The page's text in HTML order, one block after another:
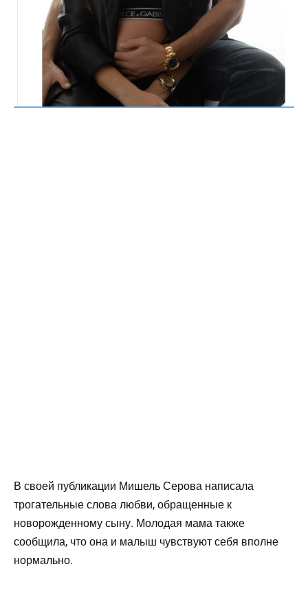
В своей публикации Мишель Серова написала
трогательные слова любви, обращенные к
новорожденному сыну. Молодая мама также
сообщила, что она и малыш чувствуют себя вполне
нормально.